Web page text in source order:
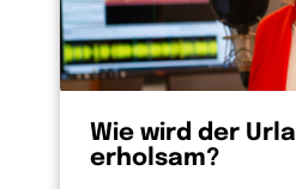
Wie wird der
erholsam?